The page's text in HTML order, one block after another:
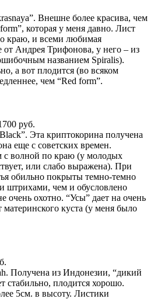
Внешне более красива, чем
которая у меня давно. Лист
краю, и всеми любимая
от Андрея Трифонова, у него – из
названием Spiralis).
а вот плодится (во всяком
чем “Red form”.
руб.
Эта криптокорина получена
еще с советских времен.
с волной по краю (у молодых
или слабо выражена). При
обильно покрыты темно-темно
штрихами, чем и обусловлено
очень охотно. “Усы” дает на очень
куста (у меня было
Получена из Индонезии, “дикий
стабильно, плодится хорошо.
5см. в высоту. Листики